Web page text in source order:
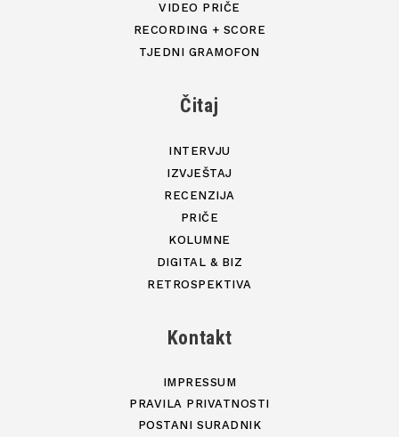
VIDEO PRIČE
RECORDING + SCORE
TJEDNI GRAMOFON
Čitaj
INTERVJU
IZVJEŠTAJ
RECENZIJA
PRIČE
KOLUMNE
DIGITAL & BIZ
RETROSPEKTIVA
Kontakt
IMPRESSUM
PRAVILA PRIVATNOSTI
POSTANI SURADNIK